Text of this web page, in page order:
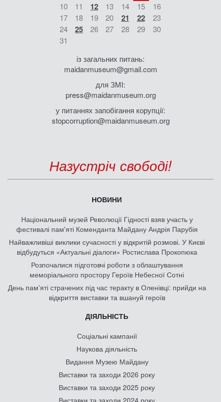
10
11 12 13 14 15
16
17
18 19 20 21 22
23
24
25 26 27 28 29
30
31
із загальних питань:
maidanmuseum@gmail.com
для ЗМІ:
press@maidanmuseum.org
у питаннях запобігання корупції:
stopcorruption@maidanmuseum.org
Назустріч свободі!
НОВИНИ
Національний музей Революції Гідності взяв участь у
фестивалі пам'яті Коменданта Майдану Андрія Парубія
Найважливіші виклики сучасності у відкритій розмові. У Києві
відбудуться «Актуальні діалоги» Ростислава Прокопюка
Розпочалися підготовчі роботи з облаштування
меморіального простору Героїв Небесної Сотні
День памʼяті страчених під час теракту в Оленівці: прийди на
відкриття виставки та вшануй героїв
ДІЯЛЬНІСТЬ
Соціальні кампанії
Наукова діяльність
Видання Музею Майдану
Виставки та заходи 2026 року
Виставки та заходи 2025 року
Виставки та заходи 2024 року